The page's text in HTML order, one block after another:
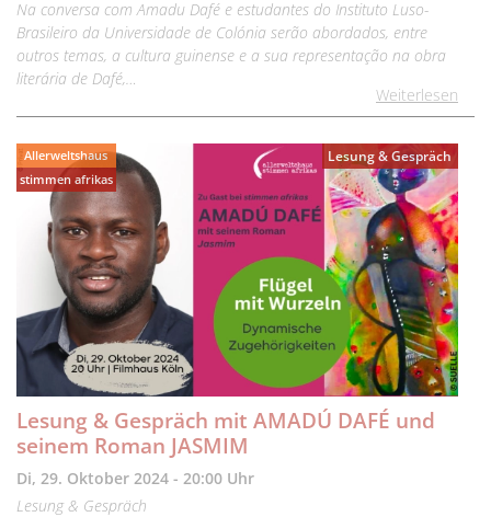
Na conversa com Amadu Dafé e estudantes do Instituto Luso-
Brasileiro da Universidade de Colónia serão abordados, entre
outros temas, a cultura guinense e a sua representação na obra
literária de Dafé,…
Weiterlesen
Allerweltshaus
stimmen afrikas
Lesung & Gespräch
Lesung & Gespräch mit AMADÚ DAFÉ und
seinem Roman JASMIM
Di, 29. Oktober 2024 - 20:00 Uhr
Lesung & Gespräch